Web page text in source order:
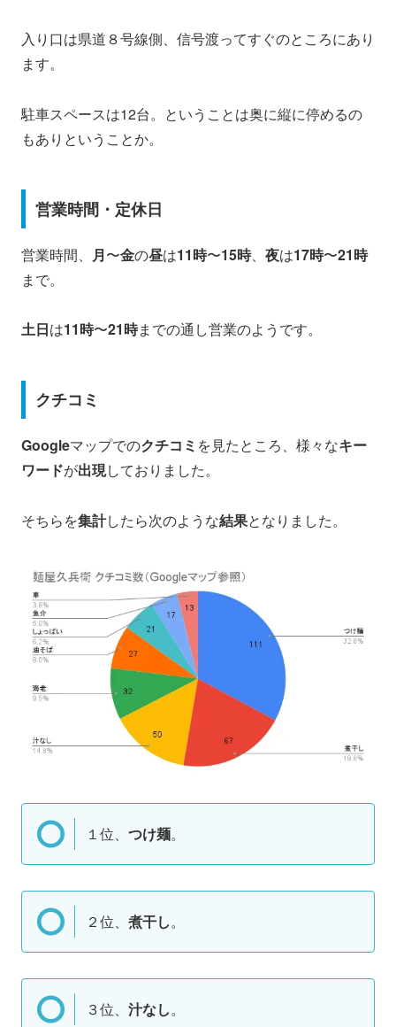
入り口は県道８号線側、信号渡ってすぐのところにあり
ます。
駐車スペースは12台。ということは奥に縦に停めるの
もありということか。
営業時間・定休日
営業時間、 月〜金の昼は11時〜15時、 夜は17時〜21時
まで。
土日は11時〜21時までの通し営業のようです。
クチコミ
Googleマップでのクチコミ を見たところ、様々なキー
ワードが出現しておりました。
そちらを集計したら次のような結果となりました。
１位、 つけ麺。
２位、 煮干し。
３位、 汁なし。